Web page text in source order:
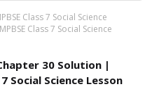
Class 7 Social Science
Class 7 Social Science
30 Solution |
Social Science Lesson